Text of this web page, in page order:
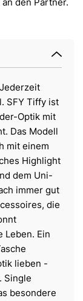
SFY Tiffy ist
Optik mit
Das Modell
mit einem
Highlight
dem Uni-
immer gut
die
Leben. Ein
lieben -
Single
besondere